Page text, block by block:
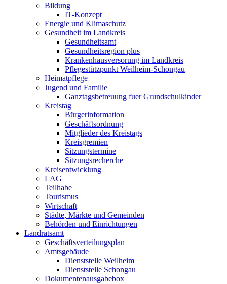
Bildung
IT-Konzept
Energie und Klimaschutz
Gesundheit im Landkreis
Gesundheitsamt
Gesundheitsregion plus
Krankenhausversorung im Landkreis
Pflegestützpunkt Weilheim-Schongau
Heimatpflege
Jugend und Familie
Ganztagsbetreuung fuer Grundschulkinder
Kreistag
Bürgerinformation
Geschäftsordnung
Mitglieder des Kreistags
Kreisgremien
Sitzungstermine
Sitzungsrecherche
Kreisentwicklung
LAG
Teilhabe
Tourismus
Wirtschaft
Städte, Märkte und Gemeinden
Behörden und Einrichtungen
Landratsamt
Geschäftsverteilungsplan
Amtsgebäude
Dienststelle Weilheim
Dienststelle Schongau
Dokumentenausgabebox